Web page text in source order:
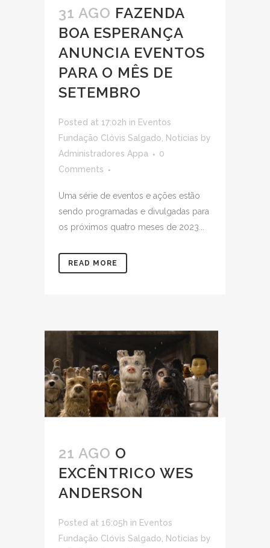
31 AGO FAZENDA
BOA ESPERANÇA
ANUNCIA EVENTOS
PARA O MÊS DE
SETEMBRO
Posted at 17:02h in Eventos
Fundação Clóvis Salgado
Noticias by
Administradores Appa
0
Comments
Uma série de eventos e ações estão
sendo programadas e divulgadas para
os próximos quatro meses de 2023...
READ MORE
21 AGO O
EXCÊNTRICO WES
ANDERSON
Posted at 16:05h in Eventos
Fundação Clóvis Salgado
Noticias by